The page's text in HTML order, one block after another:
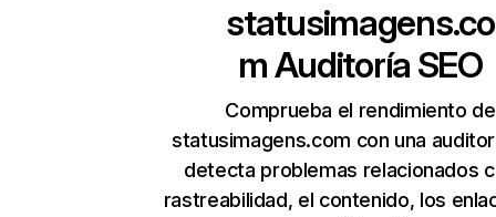
statusimagens.co
mAuditoría SEO
Comprueba el rendimiento de
statusimagens.com con una
detecta problemas relacionados
rastreabilidad, el contenido, los